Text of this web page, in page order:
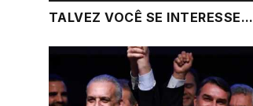
TALVEZ VOCÊ SE INTERESSE...